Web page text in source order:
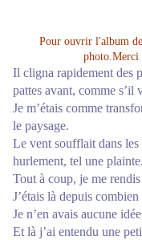
Pour ouvrir l'album
photo.Merci
Il cligna rapidement des
pattes avant, comme s’il
Je m’étais comme
le paysage.
Le vent soufflait dans les
hurlement, tel une plainte.
Tout à coup, je me
J’étais là depuis combien
Je n’en avais aucune
Et là j’ai entendu une